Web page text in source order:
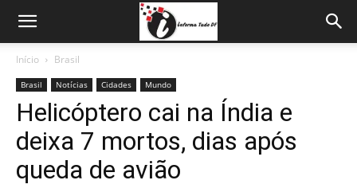
Início Brasil
Brasil Notícias Cidades Mundo
Helicóptero cai na Índia e
deixa 7 mortos, dias após
queda de avião